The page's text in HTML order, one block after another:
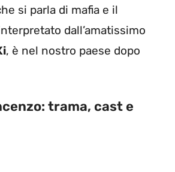
si parla di mafia e il
dall’amatissimo
, è nel nostro paese dopo
trama, cast e